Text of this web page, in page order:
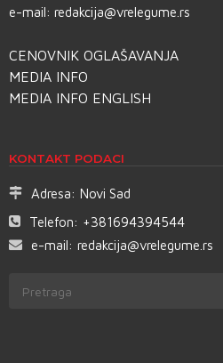
e-mail: redakcija@vrelegume.rs
CENOVNIK OGLAŠAVANJA
MEDIA INFO
MEDIA INFO ENGLISH
KONTAKT PODACI
Adresa: Novi Sad
Telefon: +381694394544
e-mail: redakcija@vrelegume.rs